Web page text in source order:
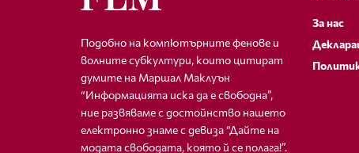
Подобно на компютърните фенове и
волните субкултури, които цитират
думите на Маршал Маклуън
“Информацията иска да е свободна”,
ние развяваме с достойнство нашето
електронно знаме с девиза “Дайте на
модата свободата, която й се полага!”.
За нас